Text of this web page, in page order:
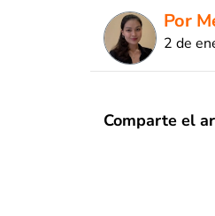
Por
2 de
Comparte el